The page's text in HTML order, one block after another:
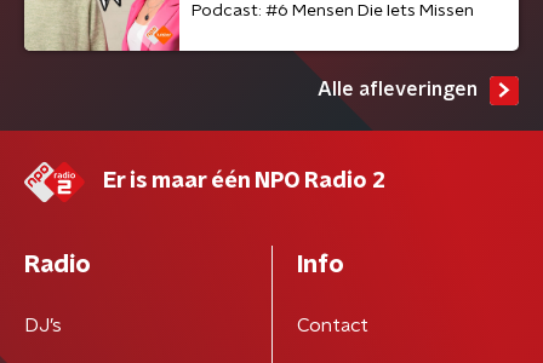
Podcast: #6 Mensen Die Iets Missen
Alle afleveringen
Er is maar één NPO Radio 2
Radio
DJ’s
Info
Contact